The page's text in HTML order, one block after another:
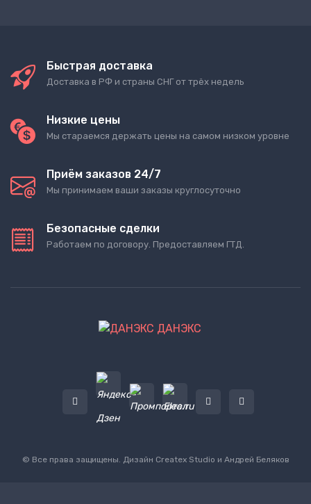
Быстрая доставка
Доставка в РФ и страны СНГ от трёх недель
Низкие цены
Мы стараемся держать цены на самом низком уровне
Приём заказов 24/7
Мы принимаем ваши заказы круглосуточно
Безопасные сделки
Работаем по договору. Предоставляем ГТД.
ДАНЭКС
© Все права защищены. Дизайн Createx Studio и Андрей Беляков